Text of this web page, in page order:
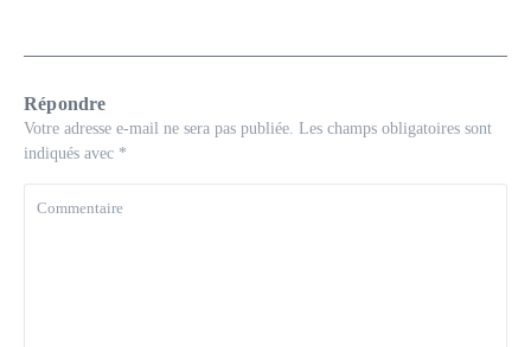
Répondre
Votre adresse e-mail ne sera pas publiée. Les champs obligatoires sont
indiqués avec *